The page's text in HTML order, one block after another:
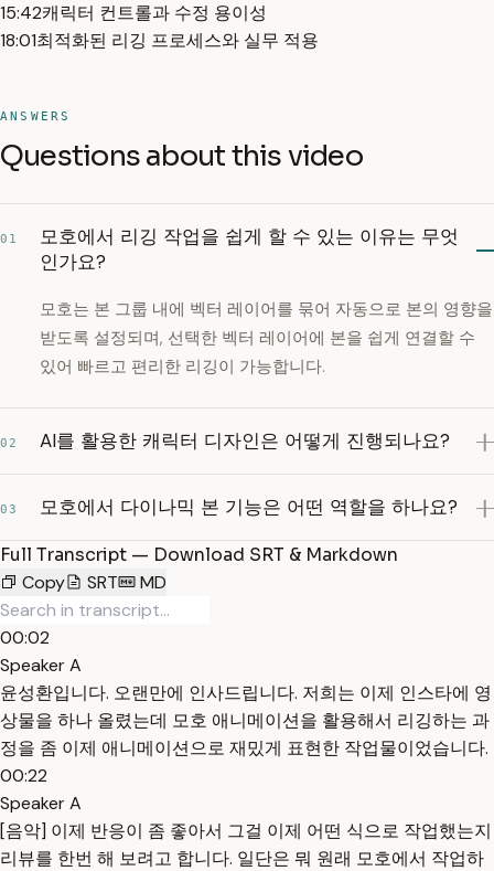
15:42캐릭터 컨트롤과 수정 용이성
18:01최적화된 리깅 프로세스와 실무 적용
ANSWERS
Questions about this video
01
모호에서 리깅 작업을 쉽게 할 수 있는 이유는 무엇
인가요?
모호는 본 그룹 내에 벡터 레이어를 묶어 자동으로 본의 영향을
받도록 설정되며, 선택한 벡터 레이어에 본을 쉽게 연결할 수
있어 빠르고 편리한 리깅이 가능합니다.
02 AI를 활용한 캐릭터 디자인은 어떻게 진행되나요?
03 모호에서 다이나믹 본 기능은 어떤 역할을 하나요?
Full Transcript — Download SRT & Markdown
Copy
SRT MD
00:02
Speaker A
윤성환입니다. 오랜만에 인사드립니다. 저희는 이제 인스타에 영
상물을 하나 올렸는데 모호 애니메이션을 활용해서 리깅하는 과
정을 좀 이제 애니메이션으로 재밌게 표현한 작업물이었습니다.
00:22
Speaker A
[음악] 이제 반응이 좀 좋아서 그걸 이제 어떤 식으로 작업했는지
리뷰를 한번 해 보려고 합니다. 일단은 뭐 원래 모호에서 작업하